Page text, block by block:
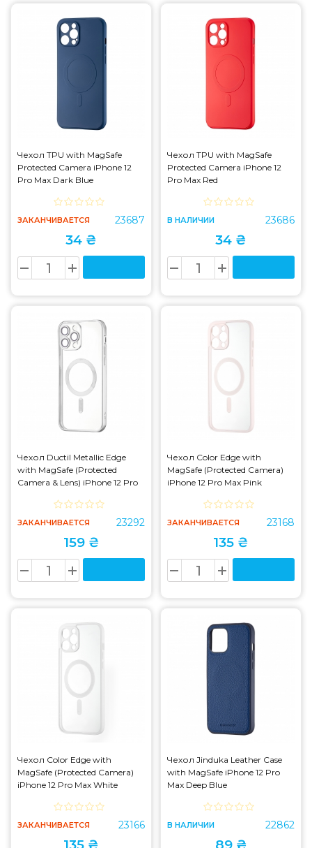
Чехол TPU with MagSafe
Protected Camera iPhone 12
Pro Max Dark Blue
ЗАКАНЧИВАЕТСЯ 23687
34 ₴
Чехол TPU with MagSafe
Protected Camera iPhone 12
Pro Max Red
В НАЛИЧИИ 23686
34 ₴
Чехол Ductil Metallic Edge
with MagSafe (Protected
Camera & Lens) iPhone 12 Pro
ЗАКАНЧИВАЕТСЯ 23292
159 ₴
Чехол Color Edge with
MagSafe (Protected Camera)
iPhone 12 Pro Max Pink
ЗАКАНЧИВАЕТСЯ 23168
135 ₴
Чехол Color Edge with
MagSafe (Protected Camera)
iPhone 12 Pro Max White
ЗАКАНЧИВАЕТСЯ 23166
Чехол Jinduka Leather Case
with MagSafe iPhone 12 Pro
Max Deep Blue
В НАЛИЧИИ 22862